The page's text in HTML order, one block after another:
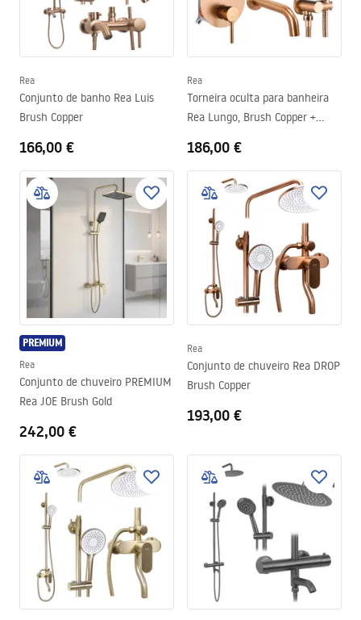
Rea
Conjunto de banho Rea Luis
Brush Copper
166,00 €
Rea
Torneira oculta para banheira
Rea Lungo, Brush Copper +
186,00 €
PREMIUM
Rea
Conjunto de chuveiro PREMIUM
Rea JOE Brush Gold
242,00 €
Rea
Conjunto de chuveiro Rea DROP
Brush Copper
193,00 €